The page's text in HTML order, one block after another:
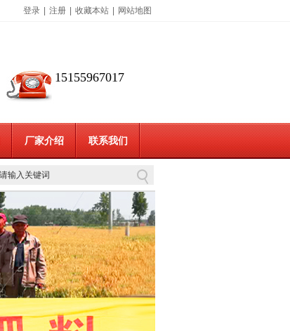
登录 注册 收藏本站 网站地图
15155967017
厂家介绍 联系我们